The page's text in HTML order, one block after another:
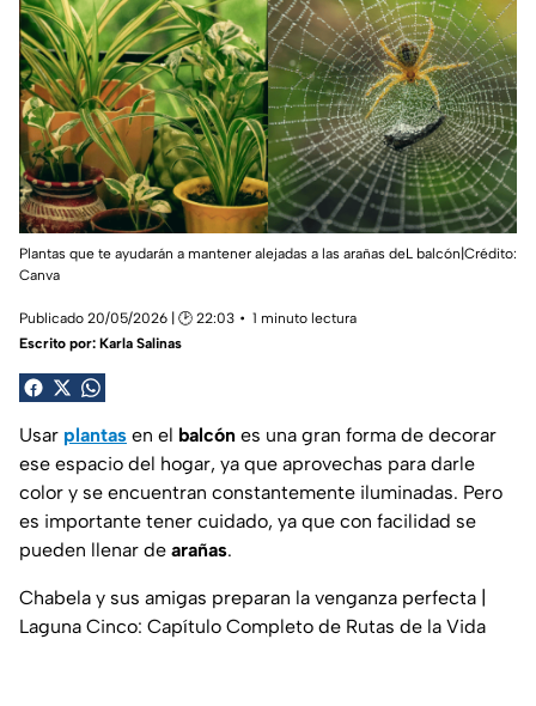
Plantas que te ayudarán a mantener alejadas a las arañas deL balcón|Crédito:
Canva
Publicado 20/05/2026 | 🕑 22:03
1 minuto lectura
Escrito por: Karla Salinas
Usar plantas en el balcón es una gran forma de decorar
ese espacio del hogar, ya que aprovechas para darle
color y se encuentran constantemente iluminadas. Pero
es importante tener cuidado, ya que con facilidad se
pueden llenar de arañas.
Chabela y sus amigas preparan la venganza perfecta |
Laguna Cinco: Capítulo Completo de Rutas de la Vida